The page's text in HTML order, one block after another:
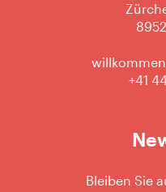
+41
Bleiben Sie